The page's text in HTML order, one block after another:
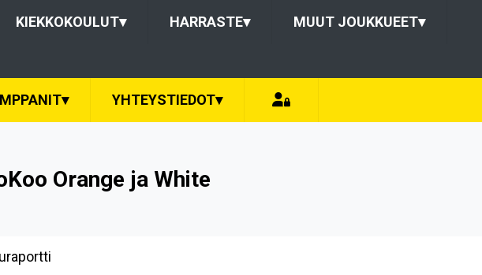
KIEKKOKOULUT▾ HARRASTE▾ MUUT JOUKKUEET▾
▾ YHTEYSTIEDOT▾
Orange ja White